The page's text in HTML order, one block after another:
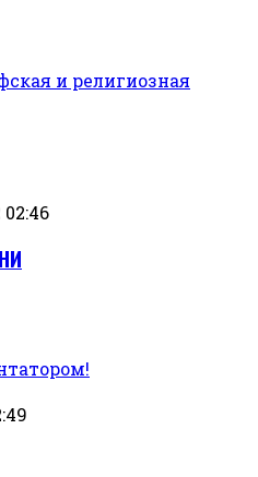
и религиозная